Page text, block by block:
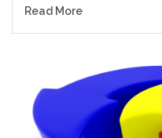
Read More